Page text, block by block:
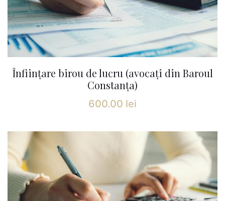
Înființare birou de lucru (avocați din Baroul
Constanța)
600.00 lei